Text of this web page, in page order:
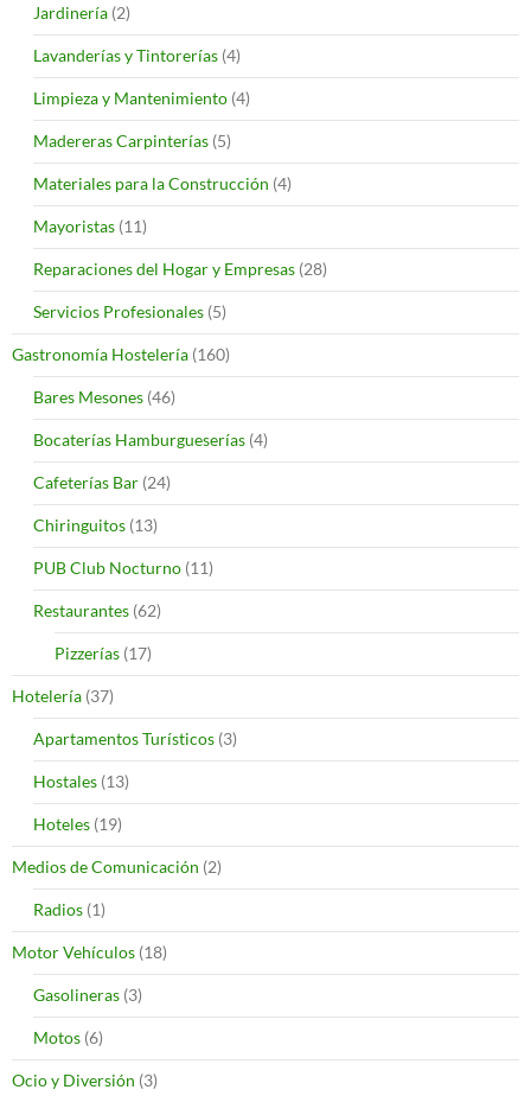
Jardinería (2)
Lavanderías y Tintorerías (4)
Limpieza y Mantenimiento (4)
Madereras Carpinterías (5)
Materiales para la Construcción (4)
Mayoristas (11)
Reparaciones del Hogar y Empresas (28)
Servicios Profesionales (5)
Gastronomía Hostelería (160)
Bares Mesones (46)
Bocaterías Hamburgueserías (4)
Cafeterías Bar (24)
Chiringuitos (13)
PUB Club Nocturno (11)
Restaurantes (62)
Pizzerías (17)
Hotelería (37)
Apartamentos Turísticos (3)
Hostales (13)
Hoteles (19)
Medios de Comunicación (2)
Radios (1)
Motor Vehículos (18)
Gasolineras (3)
Motos (6)
Ocio y Diversión (3)